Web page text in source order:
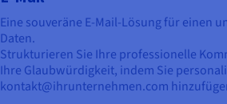
Eine souveräne E-Mail-Lösung für einen
Daten.
Strukturieren Sie Ihre professionelle
Ihre Glaubwürdigkeit, indem Sie
kontakt@ihrunternehmen.com